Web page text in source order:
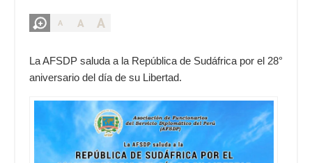
A A A
La AFSDP saluda a la República de Sudáfrica por el 28°
aniversario del día de su Libertad.